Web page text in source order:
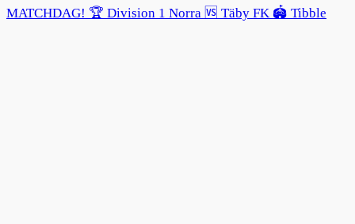
MATCHDAG! 🏆 Division 1 Norra 🆚 Täby FK 🏟️ Tibble